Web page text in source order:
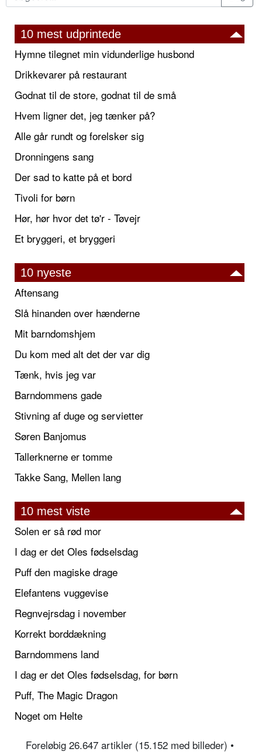
10 mest udprintede
Hymne tilegnet min vidunderlige husbond
Drikkevarer på restaurant
Godnat til de store, godnat til de små
Hvem ligner det, jeg tænker på?
Alle går rundt og forelsker sig
Dronningens sang
Der sad to katte på et bord
Tivoli for børn
Hør, hør hvor det tø'r - Tøvejr
Et bryggeri, et bryggeri
10 nyeste
Aftensang
Slå hinanden over hænderne
Mit barndomshjem
Du kom med alt det der var dig
Tænk, hvis jeg var
Barndommens gade
Stivning af duge og servietter
Søren Banjomus
Tallerknerne er tomme
Takke Sang, Mellen lang
10 mest viste
Solen er så rød mor
I dag er det Oles fødselsdag
Puff den magiske drage
Elefantens vuggevise
Regnvejrsdag i november
Korrekt borddækning
Barndommens land
I dag er det Oles fødselsdag, for børn
Puff, The Magic Dragon
Noget om Helte
Foreløbig 26.647 artikler (15.152 med billeder) •